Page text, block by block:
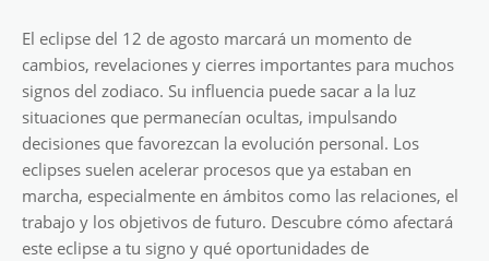
El eclipse del 12 de agosto marcará un momento de
cambios, revelaciones y cierres importantes para muchos
signos del zodiaco. Su influencia puede sacar a la luz
situaciones que permanecían ocultas, impulsando
decisiones que favorezcan la evolución personal. Los
eclipses suelen acelerar procesos que ya estaban en
marcha, especialmente en ámbitos como las relaciones, el
trabajo y los objetivos de futuro. Descubre cómo afectará
este eclipse a tu signo y qué oportunidades de